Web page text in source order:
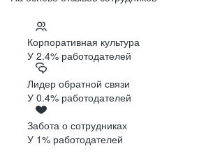
Корпоративная культура
У 2.4% работодателей
Лидер обратной связи
У 0.4% работодателей
Забота о сотрудниках
У 1% работодателей